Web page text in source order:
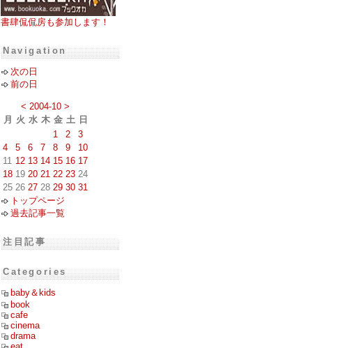
書肆侃侃房も参加します！
Navigation
次の日
前の日
< 2004-10 >
月
火 水 木 金 土 日
1
2
3
4
5 6 7 8 9
10
11 12 13 14 15 16 17
18 19 20 21 22 23 24
25 26 27 28 29 30 31
トップページ
過去記事一覧
注目記事
Categories
baby＆kids
book
cafe
cinema
drama